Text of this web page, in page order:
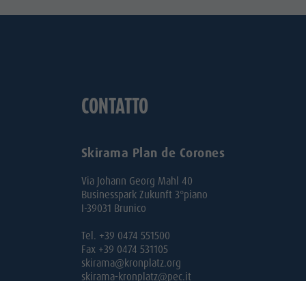
CONTATTO
Skirama Plan de Corones
Via Johann Georg Mahl 40
Businesspark Zukunft 3°piano
I-39031 Brunico
Tel. +39 0474 551500
Fax +39 0474 531105
skirama@kronplatz.org
skirama-kronplatz@pec.it